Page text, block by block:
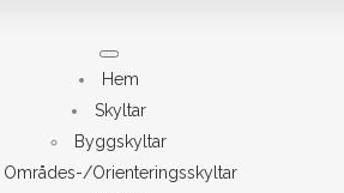
Meny
Hem
Skyltar
Byggskyltar
Områdes-/Orienteringsskyltar